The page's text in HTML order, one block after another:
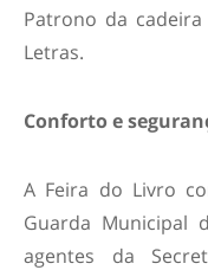
Patrono da
Letras.
Conforto e
A Feira do Livro
Guarda Municipal
agentes da